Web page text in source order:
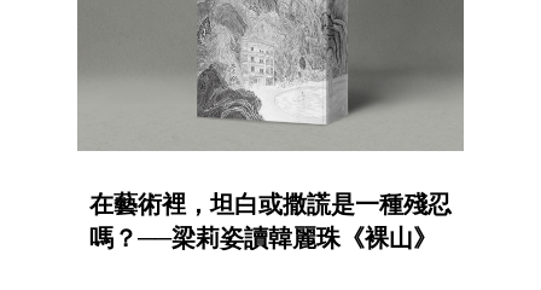
在藝術裡，坦白或撒謊是一種殘忍
嗎？──梁莉姿讀韓麗珠《裸山》